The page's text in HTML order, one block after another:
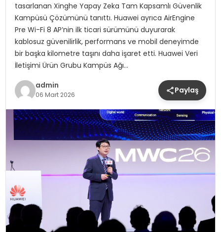
tasarlanan Xinghe Yapay Zeka Tam Kapsamlı Güvenlik
Kampüsü Çözümünü tanıttı. Huawei ayrıca AirEngine
Pre Wi-Fi 8 AP’nin ilk ticari sürümünü duyurarak
kablosuz güvenilirlik, performans ve mobil deneyimde
bir başka kilometre taşını daha işaret etti. Huawei Veri
İletişimi Ürün Grubu Kampüs Ağı…
admin
06 Mart 2026 Paylaş